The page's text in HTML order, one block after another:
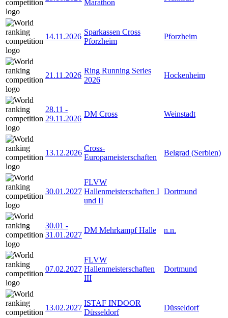
Marathon
14.11.2026
Sparkassen Cross
Pforzheim
Pforzheim
21.11.2026
Ring Running Series
2026
Hockenheim
28.11 -
29.11.2026
DM Cross Weinstadt
13.12.2026
Cross-
Europameisterschaften
Belgrad (Serbien)
30.01.2027
FLVW
Hallenmeisterschaften I
und II
Dortmund
30.01 -
31.01.2027
DM Mehrkampf Halle n.n.
07.02.2027
FLVW
Hallenmeisterschaften
III
Dortmund
13.02.2027
ISTAF INDOOR
Düsseldorf
Düsseldorf